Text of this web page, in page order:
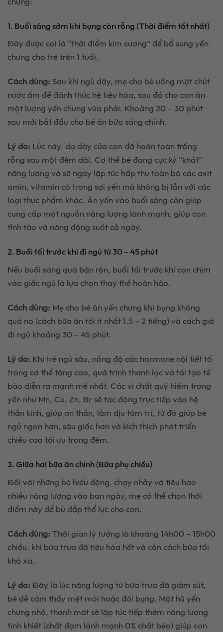
1. Buổi sáng sớm khi bụng còn rỗng (Thời điểm tốt nhất)
Đây được coi là “thời điểm kim cương” để bổ sung yến
chưng cho trẻ trên 1 tuổi.
Cách dùng: Sau khi ngủ dậy, mẹ cho bé uống một chút
nước ấm để đánh thức hệ tiêu hóa, sau đó cho con ăn
một lượng yến chưng vừa phải. Khoảng 20 – 30 phút
sau mới bắt đầu cho bé ăn bữa sáng chính.
Lý do: Lúc này, dạ dày của con đã hoàn toàn trống
rỗng sau một đêm dài. Cơ thể bé đang cực kỳ “khát”
năng lượng và sẽ ngay lập tức hấp thụ toàn bộ các axit
amin, vitamin có trong sợi yến mà không bị lẫn với các
loại thực phẩm khác. Ăn yến vào buổi sáng còn giúp
cung cấp một nguồn năng lượng lành mạnh, giúp con
tỉnh táo và năng động suốt cả ngày.
2. Buổi tối trước khi đi ngủ từ 30 – 45 phút
Nếu buổi sáng quá bận rộn, buổi tối trước khi con chìm
vào giấc ngủ là lựa chọn thay thế hoàn hảo.
Cách dùng: Mẹ cho bé ăn yến chưng khi bụng không
quá no (cách bữa ăn tối ít nhất 1.5 – 2 tiếng) và cách giờ
đi ngủ khoảng 30 – 45 phút.
Lý do: Khi trẻ ngủ sâu, nồng độ các hormone nội tiết tố
trong cơ thể tăng cao, quá trình thanh lọc và tái tạo tế
bào diễn ra mạnh mẽ nhất. Các vi chất quý hiếm trong
yến như Mn, Cu, Zn, Br sẽ tác động trực tiếp vào hệ
thần kinh, giúp an thần, làm dịu tâm trí, từ đó giúp bé
ngủ ngon hơn, sâu giấc hơn và kích thích phát triển
chiều cao tối ưu trong đêm.
3. Giữa hai bữa ăn chính (Bữa phụ chiều)
Đối với những bé hiếu động, chạy nhảy và tiêu hao
nhiều năng lượng vào ban ngày, mẹ có thể chọn thời
điểm này để bù đắp thể lực cho con.
Cách dùng: Thời gian lý tưởng là khoảng 14h00 – 15h00
chiều, khi bữa trưa đã tiêu hóa hết và còn cách bữa tối
khá xa.
Lý do: Đây là lúc năng lượng từ bữa trưa đã giảm sút,
bé dễ cảm thấy mệt mỏi hoặc đói bụng. Một hũ yến
chưng nhỏ, thanh mát sẽ lập tức tiếp thêm năng lượng
tinh khiết (chất đạm lành mạnh 0% chất béo) giúp con